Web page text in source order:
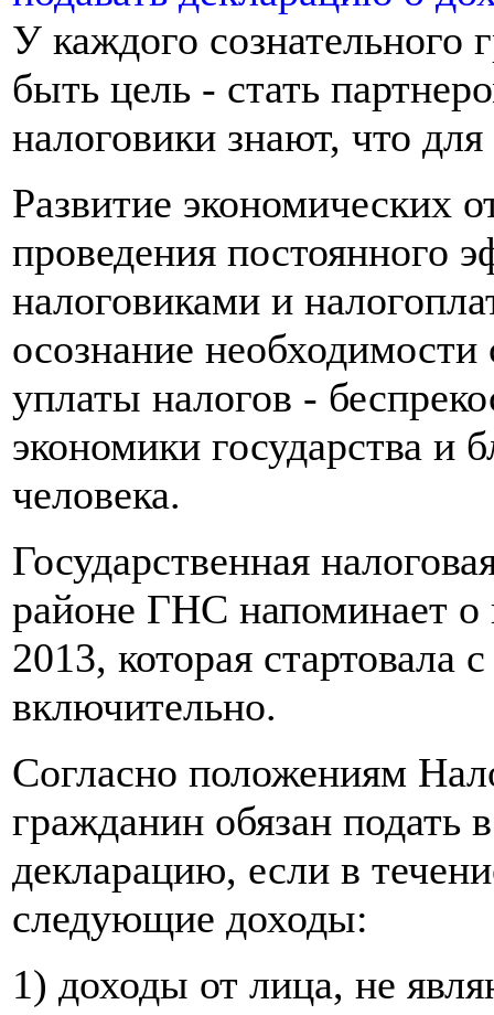
У каждого
быть цель - стать
налоговики знают, что для
Развитие экономических
проведения постоянного
налоговиками и
осознание
уплаты налогов -
экономики государства и
человека.
Государственная
районе ГНС напоминает о
2013, которая стартовала
включительно.
Согласно положениям
гражданин обязан подать
декларацию, если в
следующие доходы:
1) доходы от лица, не